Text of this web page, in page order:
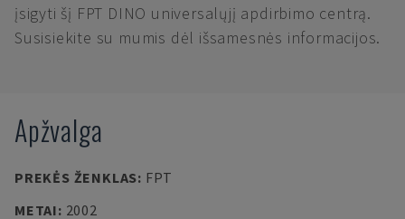
įsigyti šį FPT DINO universalųjį apdirbimo centrą.
Susisiekite su mumis dėl išsamesnės informacijos.
Apžvalga
PREKĖS ŽENKLAS: FPT
METAI: 2002